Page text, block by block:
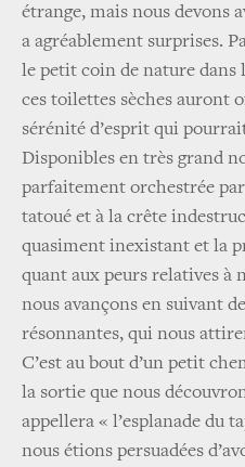
étrange, mais nous devons
a agréablement surprises.
le petit coin de nature dans
ces toilettes sèches auront
sérénité d’esprit qui
Disponibles en très grand
parfaitement orchestrée
tatoué et à la crête
quasiment inexistant et la
quant aux peurs relatives à
nous avançons en suivant
résonnantes, qui nous
C’est au bout d’un petit
la sortie que nous
appellera « l’esplanade du
nous étions persuadées